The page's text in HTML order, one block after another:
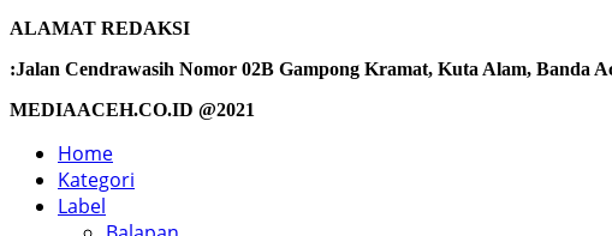
ALAMAT REDAKSI
:Jalan Cendrawasih Nomor 02B Gampong Kramat, Kuta Alam, Banda
MEDIAACEH.CO.ID @2021
Home
Kategori
Label